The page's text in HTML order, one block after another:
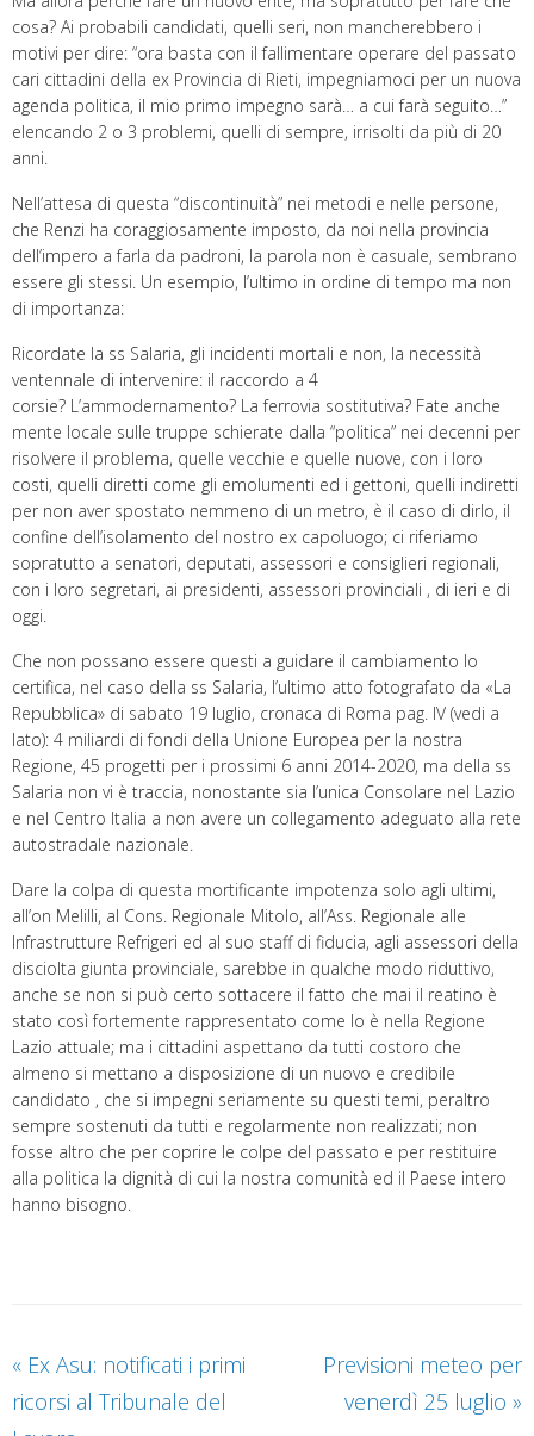
cosa? Ai probabili candidati, quelli seri, non mancherebbero i
motivi per dire: “ora basta con il fallimentare operare del passato
cari cittadini della ex Provincia di Rieti, impegniamoci per un nuova
agenda politica, il mio primo impegno sarà… a cui farà seguito…”
elencando 2 o 3 problemi, quelli di sempre, irrisolti da più di 20
anni.
Nell’attesa di questa “discontinuità” nei metodi e nelle persone,
che Renzi ha coraggiosamente imposto, da noi nella provincia
dell’impero a farla da padroni, la parola non è casuale, sembrano
essere gli stessi. Un esempio, l’ultimo in ordine di tempo ma non
di importanza:
Ricordate la ss Salaria, gli incidenti mortali e non, la necessità
ventennale di intervenire: il raccordo a 4
corsie? L’ammodernamento? La ferrovia sostitutiva? Fate anche
mente locale sulle truppe schierate dalla “politica” nei decenni per
risolvere il problema, quelle vecchie e quelle nuove, con i loro
costi, quelli diretti come gli emolumenti ed i gettoni, quelli indiretti
per non aver spostato nemmeno di un metro, è il caso di dirlo, il
confine dell’isolamento del nostro ex capoluogo; ci riferiamo
sopratutto a senatori, deputati, assessori e consiglieri regionali,
con i loro segretari, ai presidenti, assessori provinciali , di ieri e di
oggi.
Che non possano essere questi a guidare il cambiamento lo
certifica, nel caso della ss Salaria, l’ultimo atto fotografato da «La
Repubblica» di sabato 19 luglio, cronaca di Roma pag. IV (vedi a
lato): 4 miliardi di fondi della Unione Europea per la nostra
Regione, 45 progetti per i prossimi 6 anni 2014-2020, ma della ss
Salaria non vi è traccia, nonostante sia l’unica Consolare nel Lazio
e nel Centro Italia a non avere un collegamento adeguato alla rete
autostradale nazionale.
Dare la colpa di questa mortificante impotenza solo agli ultimi,
all’on Melilli, al Cons. Regionale Mitolo, all’Ass. Regionale alle
Infrastrutture Refrigeri ed al suo staff di fiducia, agli assessori della
disciolta giunta provinciale, sarebbe in qualche modo riduttivo,
anche se non si può certo sottacere il fatto che mai il reatino è
stato così fortemente rappresentato come lo è nella Regione
Lazio attuale; ma i cittadini aspettano da tutti costoro che
almeno si mettano a disposizione di un nuovo e credibile
candidato , che si impegni seriamente su questi temi, peraltro
sempre sostenuti da tutti e regolarmente non realizzati; non
fosse altro che per coprire le colpe del passato e per restituire
alla politica la dignità di cui la nostra comunità ed il Paese intero
hanno bisogno.
« Ex Asu: notificati i primi
ricorsi al Tribunale del
Previsioni meteo per
venerdì 25 luglio »